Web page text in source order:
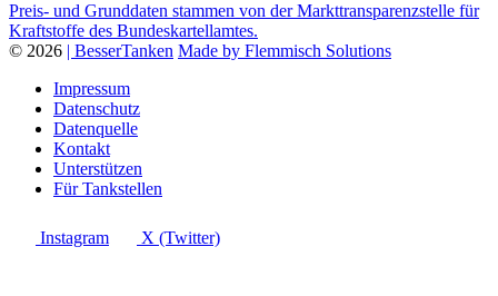
Preis- und Grunddaten stammen von der Markttransparenzstelle für
Kraftstoffe des Bundeskartellamtes.
© 2026 | BesserTanken Made by Flemmisch Solutions
Impressum
Datenschutz
Datenquelle
Kontakt
Unterstützen
Für Tankstellen
Instagram X (Twitter)